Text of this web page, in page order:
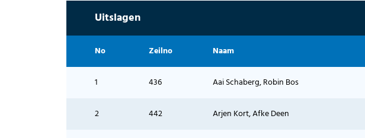
Uitslagen
No Zeilno Naam
1 436 Aai Schaberg, Robin Bos
2 442 Arjen Kort, Afke Deen